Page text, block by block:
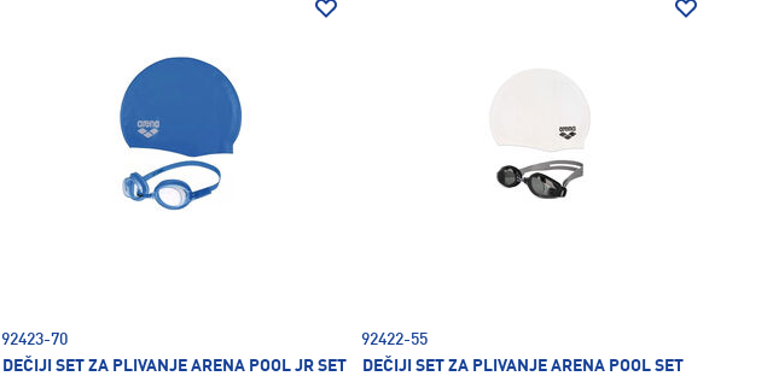
92423-70
DEČIJI SET ZA PLIVANJE ARENA POOL JR SET
92422-55
DEČIJI SET ZA PLIVANJE ARENA POOL SET